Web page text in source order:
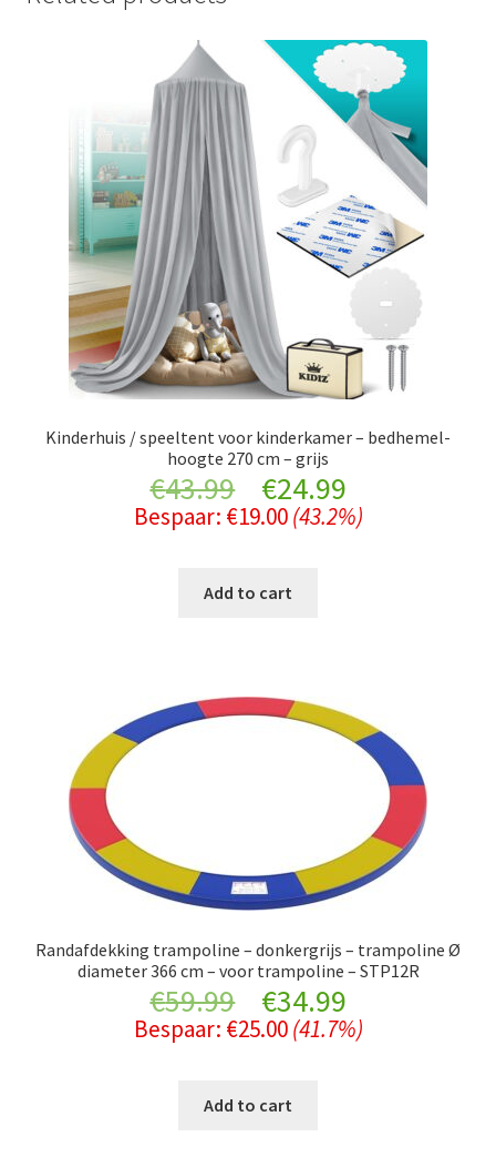
Kinderhuis / speeltent voor kinderkamer – bedhemel-
hoogte 270 cm – grijs
€43.99
Original
price
was:
€24.99Current
price
Bespaar: €19.00 (43.2%)
Add to cart
Randafdekking trampoline – donkergrijs – trampoline Ø
diameter 366 cm – voor trampoline – STP12R
€59.99
Original
price
was:
€34.99Current
price
Bespaar: €25.00 (41.7%)
Add to cart